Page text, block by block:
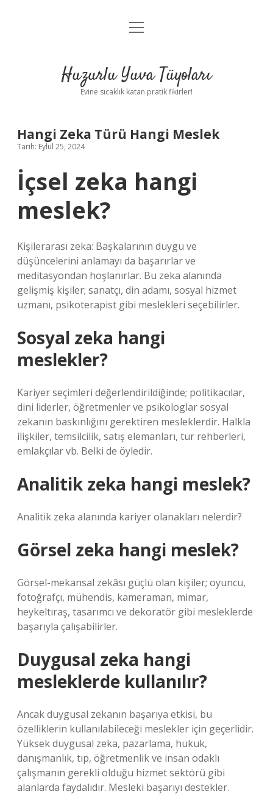
Anasayfa
Yasal Uyarı
menüyü
Huzurlu Yuva Tüyoları
Evine sıcaklık katan pratik fikirler!
Hangi Zeka Türü Hangi Meslek
Tarih: Eylül 25, 2024
İçsel zeka hangi
meslek?
Kişilerarası zeka: Başkalarının duygu ve
düşüncelerini anlamayı da başarırlar ve
meditasyondan hoşlanırlar. Bu zeka alanında
gelişmiş kişiler; sanatçı, din adamı, sosyal hizmet
uzmanı, psikoterapist gibi meslekleri seçebilirler.
Sosyal zeka hangi
meslekler?
Kariyer seçimleri değerlendirildiğinde; politikacılar,
dini liderler, öğretmenler ve psikologlar sosyal
zekanın baskınlığını gerektiren mesleklerdir. Halkla
ilişkiler, temsilcilik, satış elemanları, tur rehberleri,
emlakçılar vb. Belki de öyledir.
Analitik zeka hangi meslek?
Analitik zeka alanında kariyer olanakları nelerdir?
Görsel zeka hangi meslek?
Görsel-mekansal zekâsı güçlü olan kişiler; oyuncu,
fotoğrafçı, mühendis, kameraman, mimar,
heykeltıraş, tasarımcı ve dekoratör gibi mesleklerde
başarıyla çalışabilirler.
Duygusal zeka hangi
mesleklerde kullanılır?
Ancak duygusal zekanın başarıya etkisi, bu
özelliklerin kullanılabileceği meslekler için geçerlidir.
Yüksek duygusal zeka, pazarlama, hukuk,
danışmanlık, tıp, öğretmenlik ve insan odaklı
çalışmanın gerekli olduğu hizmet sektörü gibi
alanlarda faydalıdır. Mesleki başarıyı destekler.